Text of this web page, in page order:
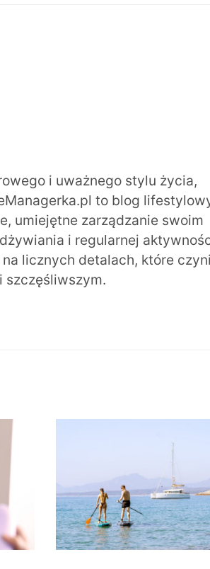
i uważnego stylu życia,
to blog
umiejętne zarządzanie swoim
i regularnej
licznych detalach, które
szczęśliwszym.